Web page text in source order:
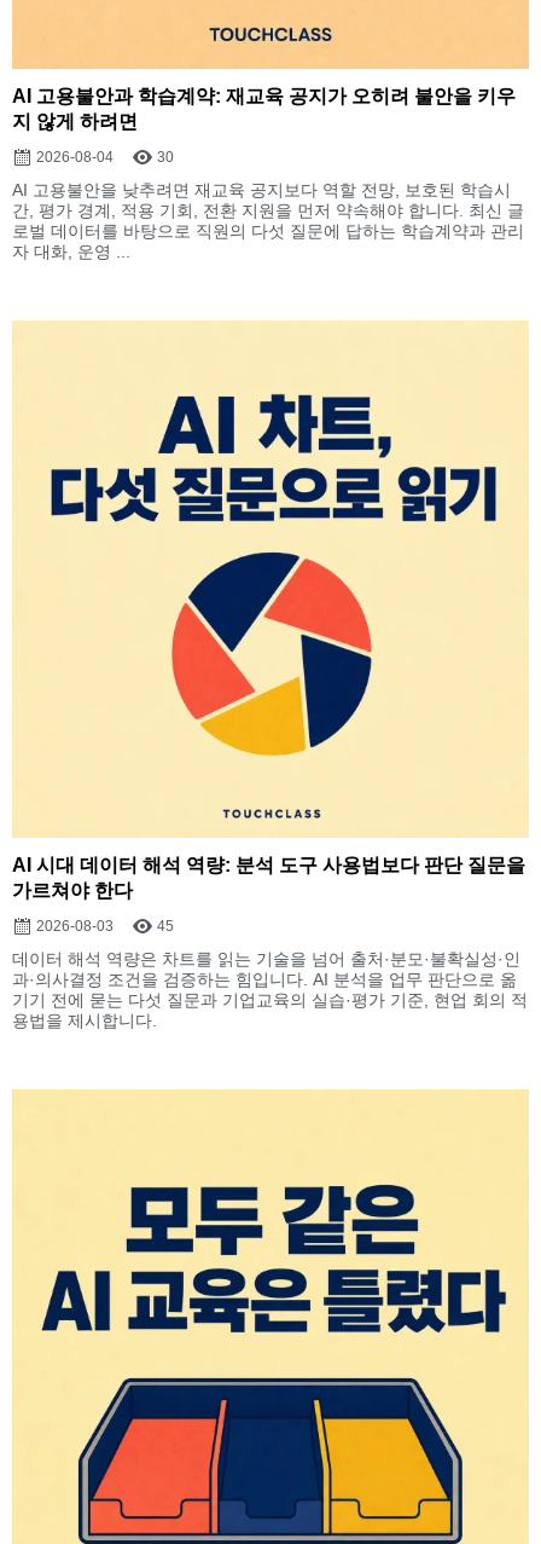
AI 고용불안과 학습계약: 재교육 공지가 오히려 불안을 키우
지 않게 하려면
2026-08-04 30
AI 고용불안을 낮추려면 재교육 공지보다 역할 전망, 보호된 학습시
간, 평가 경계, 적용 기회, 전환 지원을 먼저 약속해야 합니다. 최신 글
로벌 데이터를 바탕으로 직원의 다섯 질문에 답하는 학습계약과 관리
자 대화, 운영 ...
AI 시대 데이터 해석 역량: 분석 도구 사용법보다 판단 질문을
가르쳐야 한다
2026-08-03 45
데이터 해석 역량은 차트를 읽는 기술을 넘어 출처·분모·불확실성·인
과·의사결정 조건을 검증하는 힘입니다. AI 분석을 업무 판단으로 옮
기기 전에 묻는 다섯 질문과 기업교육의 실습·평가 기준, 현업 회의 적
용법을 제시합니다.